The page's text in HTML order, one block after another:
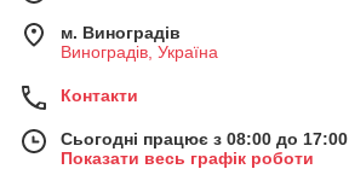
м. Виноградів
Виноградів, Україна
Контакти
Сьогодні працює з 08:00 до 17:00
Показати весь графік роботи